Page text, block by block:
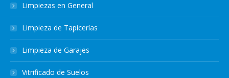
Limpiezas en General
Limpieza de Tapicerías
Limpieza de Garajes
Vitrificado de Suelos